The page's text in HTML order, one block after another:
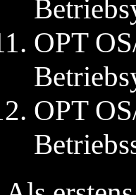
OPT
OPT